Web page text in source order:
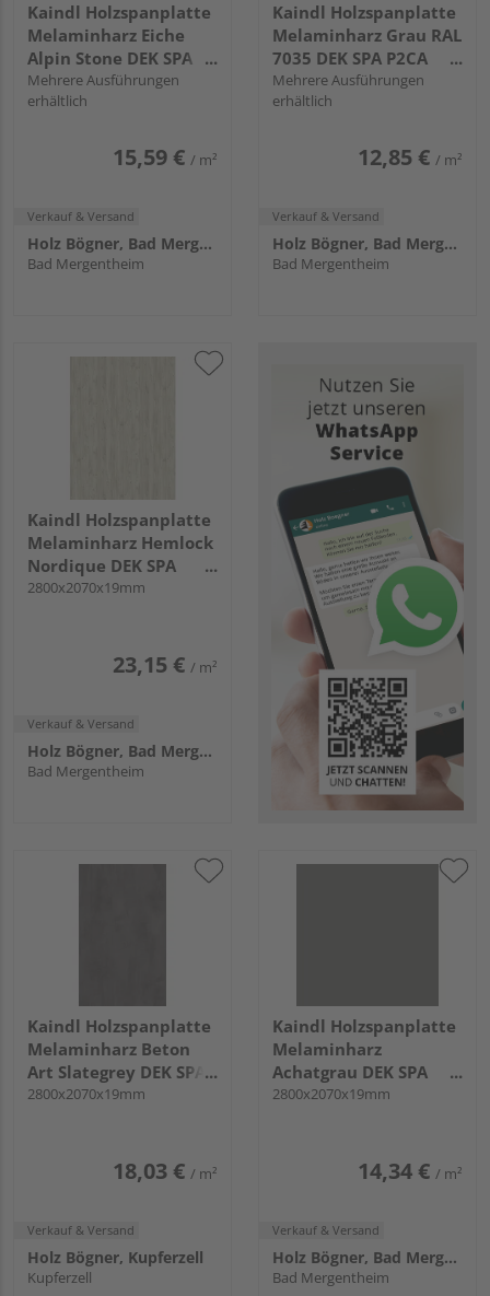
Kaindl Holzspanplatte
Melaminharz Eiche
Alpin Stone DEK SPA
P2CA K4326 AW KL
Mehrere Ausführungen
erhältlich
15,59 € / m²
Verkauf & Versand
Holz Bögner, Bad Mergentheim
Bad Mergentheim
Kaindl Holzspanplatte
Melaminharz Grau RAL
7035 DEK SPA P2CA
2191 PE KL
Mehrere Ausführungen
erhältlich
12,85 € / m²
Verkauf & Versand
Holz Bögner, Bad Mergentheim
Bad Mergentheim
Kaindl Holzspanplatte
Melaminharz Hemlock
Nordique DEK SPA
P2CA 34032 SV KL
2800x2070x19mm
23,15 € / m²
Verkauf & Versand
Holz Bögner, Bad Mergentheim
Bad Mergentheim
Kaindl Holzspanplatte
Melaminharz Beton
Art Slategrey DEK SPA
P2CA 44405 DP KL
2800x2070x19mm
18,03 € / m²
Verkauf & Versand
Holz Bögner, Kupferzell
Kupferzell
Kaindl Holzspanplatte
Melaminharz
Achatgrau DEK SPA
P2CA 2171 PE KL
2800x2070x19mm
14,34 € / m²
Verkauf & Versand
Holz Bögner, Bad Mergentheim
Bad Mergentheim